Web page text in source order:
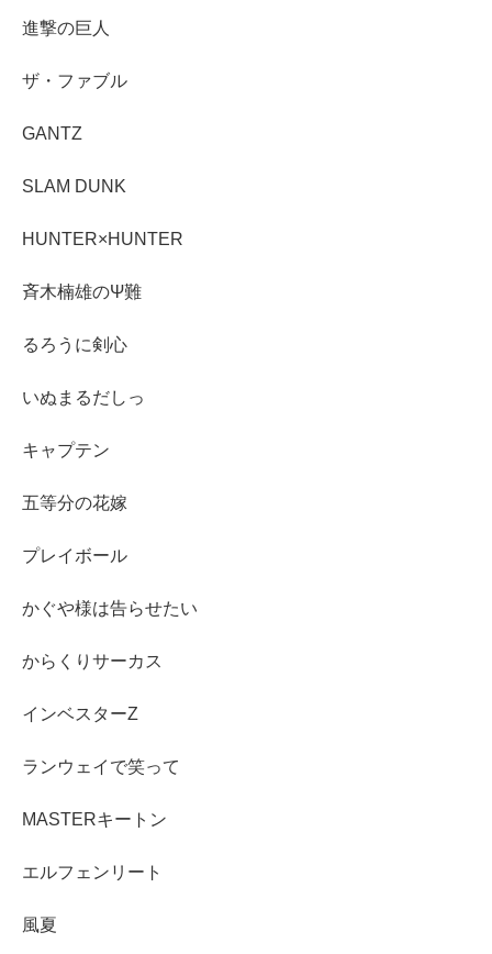
進撃の巨人
ザ・ファブル
GANTZ
SLAM DUNK
HUNTER×HUNTER
斉木楠雄のΨ難
るろうに剣心
いぬまるだしっ
キャプテン
五等分の花嫁
プレイボール
かぐや様は告らせたい
からくりサーカス
インベスターZ
ランウェイで笑って
MASTERキートン
エルフェンリート
風夏